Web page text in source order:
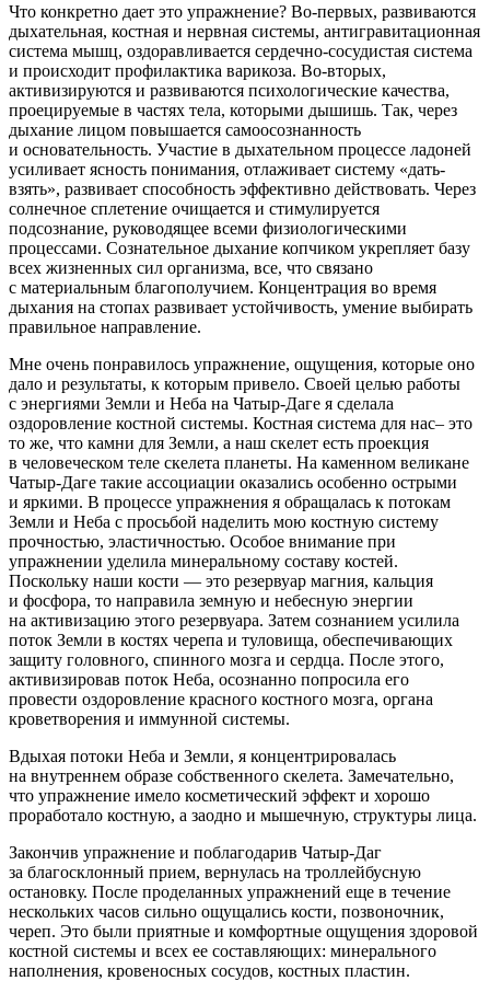
Что конкретно дает это упражнение? Во-первых, развиваются
дыхательная, костная и нервная системы, антигравитационная
система мышц, оздоравливается сердечно-сосудистая система
и происходит профилактика варикоза. Во-вторых,
активизируются и развиваются психологические качества,
проецируемые в частях тела, которыми дышишь. Так, через
дыхание лицом повышается самоосознанность
и основательность. Участие в дыхательном процессе ладоней
усиливает ясность понимания, отлаживает систему «дать-
взять», развивает способность эффективно действовать. Через
солнечное сплетение очищается и стимулируется
подсознание, руководящее всеми физиологическими
процессами. Сознательное дыхание копчиком укрепляет базу
всех жизненных сил организма, все, что связано
с материальным благополучием. Концентрация во время
дыхания на стопах развивает устойчивость, умение выбирать
правильное направление.
Мне очень понравилось упражнение, ощущения, которые оно
дало и результаты, к которым привело. Своей целью работы
с энергиями Земли и Неба на Чатыр-Даге я сделала
оздоровление костной системы. Костная система для нас– это
то же, что камни для Земли, а наш скелет есть проекция
в человеческом теле скелета планеты. На каменном великане
Чатыр-Даге такие ассоциации оказались особенно острыми
и яркими. В процессе упражнения я обращалась к потокам
Земли и Неба с просьбой наделить мою костную систему
прочностью, эластичностью. Особое внимание при
упражнении уделила минеральному составу костей.
Поскольку наши кости — это резервуар магния, кальция
и фосфора, то направила земную и небесную энергии
на активизацию этого резервуара. Затем сознанием усилила
поток Земли в костях черепа и туловища, обеспечивающих
защиту головного, спинного мозга и сердца. После этого,
активизировав поток Неба, осознанно попросила его
провести оздоровление красного костного мозга, органа
кроветворения и иммунной системы.
Вдыхая потоки Неба и Земли, я концентрировалась
на внутреннем образе собственного скелета. Замечательно,
что упражнение имело косметический эффект и хорошо
проработало костную, а заодно и мышечную, структуры лица.
Закончив упражнение и поблагодарив Чатыр-Даг
за благосклонный прием, вернулась на троллейбусную
остановку. После проделанных упражнений еще в течение
нескольких часов сильно ощущались кости, позвоночник,
череп. Это были приятные и комфортные ощущения здоровой
костной системы и всех ее составляющих: минерального
наполнения, кровеносных сосудов, костных пластин.